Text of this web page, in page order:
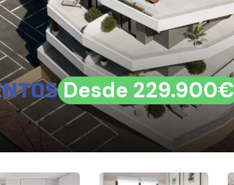
Desde 229.900€